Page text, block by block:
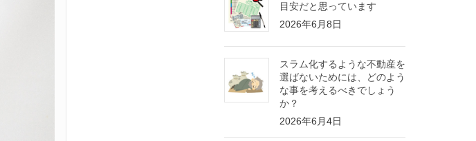
目安だと思っています
2026年6月8日
スラム化するような不動産を
選ばないためには、どのよう
な事を考えるべきでしょう
か？
2026年6月4日